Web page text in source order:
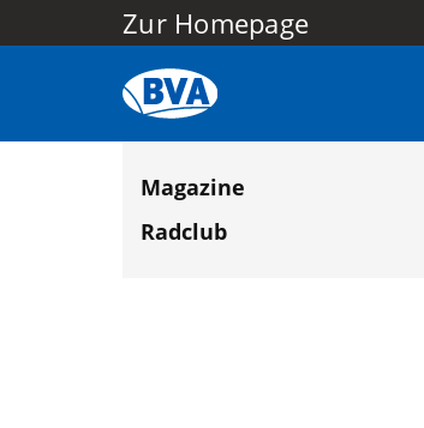
Zur Homepage
Magazine
Radclub